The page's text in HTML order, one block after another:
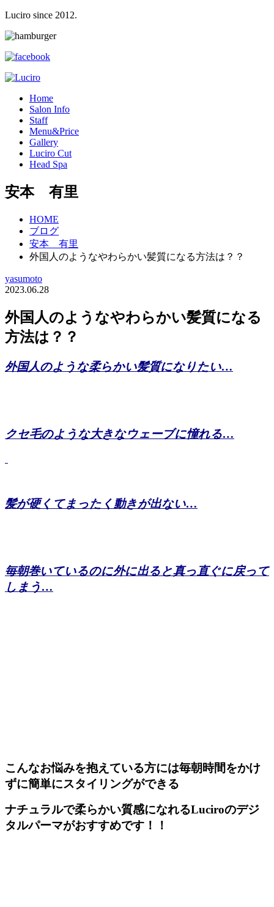
Luciro since 2012.
Home
Salon Info
Staff
Menu&Price
Gallery
Luciro Cut
Head Spa
安本 有里
HOME
ブログ
安本 有里
外国人のようなやわらかい髪質になる方法は？？
yasumoto
2023.06.28
外国人のようなやわらかい髪質になる
方法は？？
外国人のような柔らかい髪質になりたい…
クセ毛のような大きなウェーブに憧れる…
髪が硬くてまったく動きが出ない…
毎朝巻いているのに外に出ると真っ直ぐに戻って
しまう…
こんなお悩みを抱えている方には毎朝時間をかけ
ずに簡単にスタイリングができる
ナチュラルで柔らかい質感になれるLuciroのデジ
タルパーマがおすすめです！！